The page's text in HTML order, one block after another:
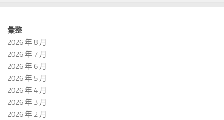
彙整
2026 年 8 月
2026 年 7 月
2026 年 6 月
2026 年 5 月
2026 年 4 月
2026 年 3 月
2026 年 2 月